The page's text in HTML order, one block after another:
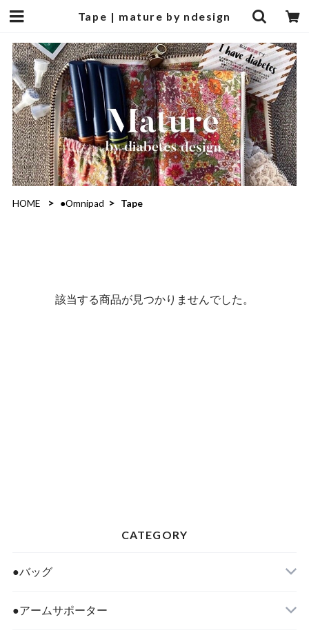
Tape | mature by ndesign
HOME ●Omnipad Tape
該当する商品が見つかりませんでした。
CATEGORY
●バッグ
●アームサポーター